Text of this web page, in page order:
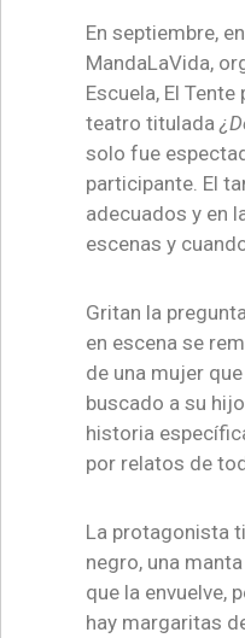
En septiembre,
MandaLaVida,
Escuela, El
teatro titulada
solo fue
participante. El
adecuados y en
escenas y
Gritan la
en escena se
de una mujer
buscado a su
historia
por relatos de
La protagonista
negro, una
que la envuelve,
hay margaritas